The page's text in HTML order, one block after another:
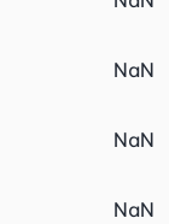
NaN
NaN
NaN